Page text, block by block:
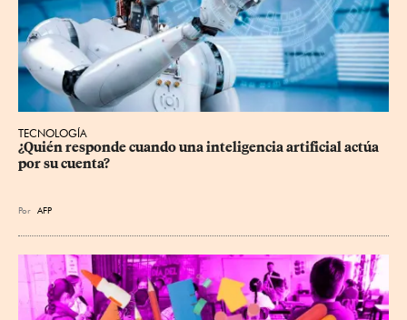
TECNOLOGÍA
¿Quién responde cuando una inteligencia artificial actúa
por su cuenta?
Por AFP